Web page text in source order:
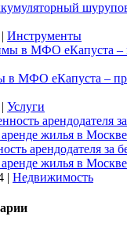
| Инструменты
в МФО еКапуста –
| Услуги
арендодателя за
жилья в Москве
| Недвижимость